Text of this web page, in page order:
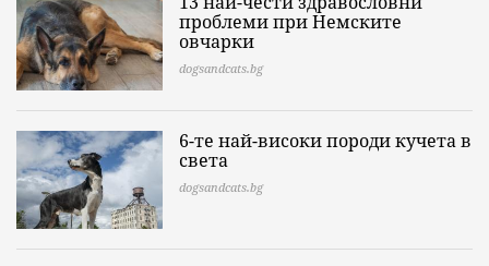
проблеми при Немските
овчарки
dogsandcats.bg
6-те най-високи породи кучета в
света
dogsandcats.bg